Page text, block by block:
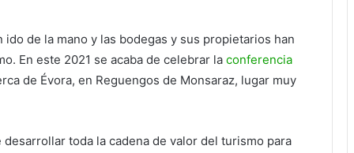
de la mano y las bodegas y sus propietarios han
En este 2021 se acaba de celebrar la conferencia
de Évora, en Reguengos de Monsaraz, lugar muy
toda la cadena de valor del turismo para